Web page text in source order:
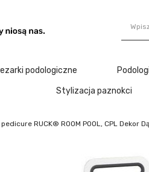
podologiczne
Stylizacja paznokci
RUCK® ROOM POOL, CPL Dekor